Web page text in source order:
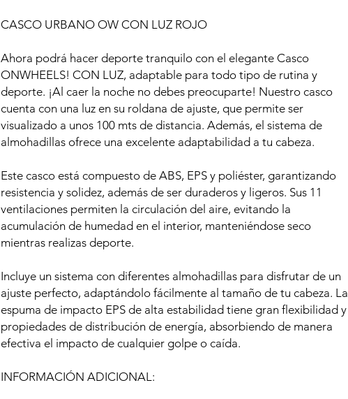
CASCO URBANO OW CON LUZ ROJO
Ahora podrá hacer deporte tranquilo con el elegante Casco
ONWHEELS! CON LUZ, adaptable para todo tipo de rutina y
deporte. ¡Al caer la noche no debes preocuparte! Nuestro casco
cuenta con una luz en su roldana de ajuste, que permite ser
visualizado a unos 100 mts de distancia. Además, el sistema de
almohadillas ofrece una excelente adaptabilidad a tu cabeza.
Este casco está compuesto de ABS, EPS y poliéster, garantizando
resistencia y solidez, además de ser duraderos y ligeros. Sus 11
ventilaciones permiten la circulación del aire, evitando la
acumulación de humedad en el interior, manteniéndose seco
mientras realizas deporte.
Incluye un sistema con diferentes almohadillas para disfrutar de un
ajuste perfecto, adaptándolo fácilmente al tamaño de tu cabeza. La
espuma de impacto EPS de alta estabilidad tiene gran flexibilidad y
propiedades de distribución de energía, absorbiendo de manera
efectiva el impacto de cualquier golpe o caída.
INFORMACIÓN ADICIONAL: